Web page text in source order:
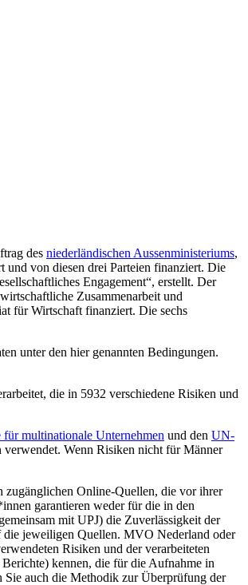
des niederländischen Aussenministeriums,
und von diesen drei Parteien finanziert. Die
Engagement“, erstellt. Der
Zusammenarbeit und
für Wirtschaft finanziert. Die sechs
unter den hier genannten Bedingungen.
die in 5932 verschiedene Risiken und
multinationale Unternehmen und den UN-
Wenn Risiken nicht für Männer
zugänglichen Online-Quellen, die vor ihrer
garantieren weder für die in den
mit UPJ) die Zuverlässigkeit der
die jeweiligen Quellen. MVO Nederland oder
Risiken und der verarbeiteten
kennen, die für die Aufnahme in
auch die Methodik zur Überprüfung der